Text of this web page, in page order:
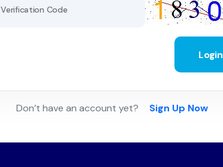
Login
Don’t have an account yet? Sign Up Now